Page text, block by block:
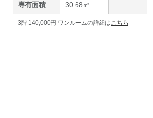
専有面積 30.68㎡
3階 140,000円 ワンルームの詳細は こちら